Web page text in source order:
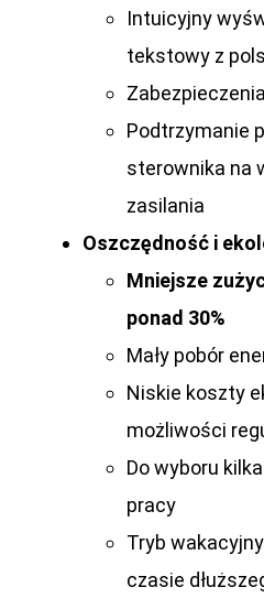
Intuicyjny
tekstowy z
Podtrzymanie
sterownika na
zasilania
Oszczędność i
Mniejsze
ponad 30%
Mały pobór
Niskie koszty
możliwości
Do wyboru
pracy
Tryb
czasie